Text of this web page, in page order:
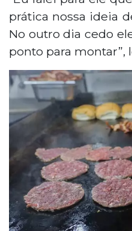
prática nossa ideia
No outro dia cedo
ponto para montar”,